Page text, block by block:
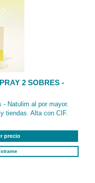
2 SOBRES -
Natulim al por mayor.
tiendas. Alta con CIF.
precio